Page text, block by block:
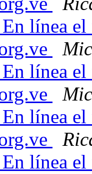
línea el
línea el
línea el
línea el